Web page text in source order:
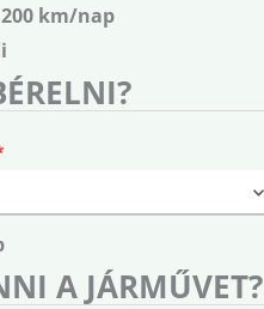
200 km/nap
A JÁRMŰVET?